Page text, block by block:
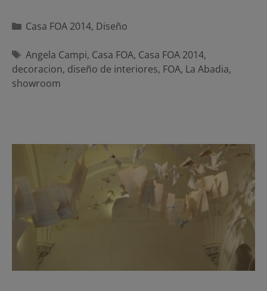
Categorías
Casa FOA 2014, Diseño
Etiquetas
Angela Campi, Casa FOA, Casa FOA 2014,
decoracion, diseño de interiores, FOA, La Abadia,
showroom